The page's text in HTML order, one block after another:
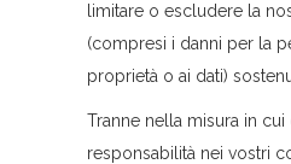
limitare o escludere la
(compresi i danni per la
proprietà o ai dati)
Tranne nella misura in
responsabilità nei vostri